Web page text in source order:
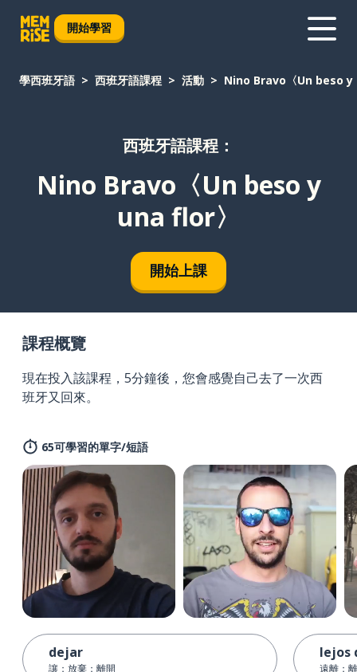
開始學習
學西班牙語 西班牙語課程 活動 Nino Bravo〈Un beso
西班牙語課程：
Nino Bravo〈Un beso y
una flor〉
開始上課
課程概覽
現在投入該課程，5分鐘後，您會感覺自己去了一次西
班牙又回來。
65可學習的單字/短語
dejar
讓；放棄；離開
lejos
遠離；